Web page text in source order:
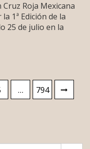
Roja Mexicana
1ª Edición de la
25 de julio en la
… 794